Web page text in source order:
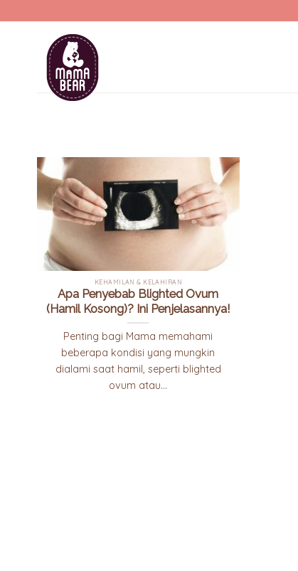
KEHAMILAN & KELAHIRAN
Apa Penyebab Blighted Ovum
(Hamil Kosong)? Ini Penjelasannya!
Penting bagi Mama memahami
beberapa kondisi yang mungkin
dialami saat hamil, seperti blighted
ovum atau...